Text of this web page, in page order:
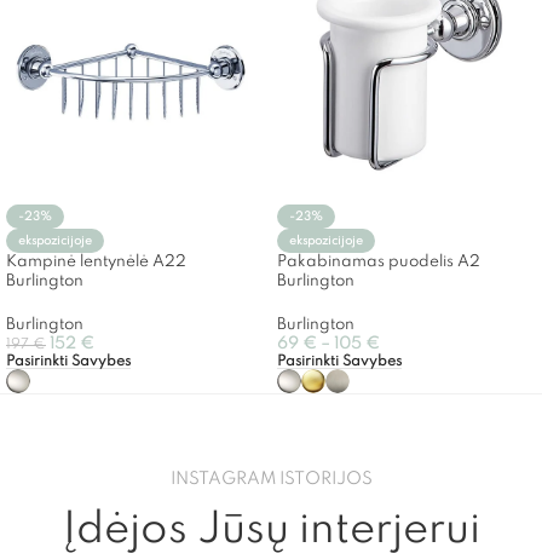
-23%
ekspozicijoje
Kampinė lentynėlė A22
Burlington
Burlington
197€ 152 €
Pasirinkti Savybes
-23%
ekspozicijoje
Pakabinamas puodelis A2
Burlington
Burlington
69 € – 105 €
Pasirinkti Savybes
INSTAGRAM ISTORIJOS
Įdėjos Jūsų interjerui